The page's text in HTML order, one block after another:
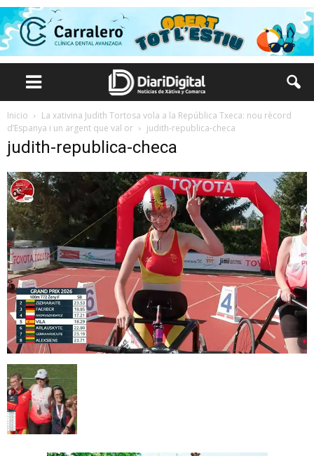
Inicio
La xativina Judith Tortosa vola a la República Txeca: nou rècord
d’Espanya i un argent que val or
judith-republica-checa
judith-republica-checa